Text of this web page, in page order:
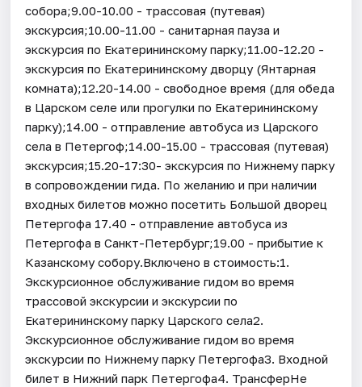
собора;9.00-10.00 - трассовая (путевая)
экскурсия;10.00-11.00 - санитарная пауза и
экскурсия по Екатерининскому парку;11.00-12.20 -
экскурсия по Екатерининскому дворцу (Янтарная
комната);12.20-14.00 - свободное время (для обеда
в Царском селе или прогулки по Екатерининскому
парку);14.00 - отправление автобуса из Царского
села в Петергоф;14.00-15.00 - трассовая (путевая)
экскурсия;15.20-17:30- экскурсия по Нижнему парку
в сопровождении гида. По желанию и при наличии
входных билетов можно посетить Большой дворец
Петергофа 17.40 - отправление автобуса из
Петергофа в Санкт-Петербург;19.00 - прибытие к
Казанскому собору.Включено в стоимость:1.
Экскурсионное обслуживание гидом во время
трассовой экскурсии и экскурсии по
Екатерининскому парку Царского села2.
Экскурсионное обслуживание гидом во время
экскурсии по Нижнему парку Петергофа3. Входной
билет в Нижний парк Петергофа4. ТрансферНе